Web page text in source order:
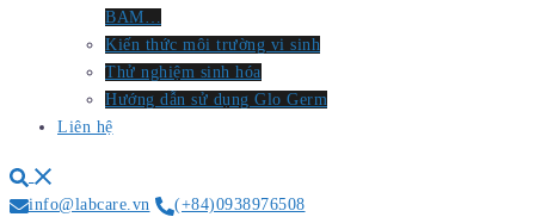
BAM…
Kiến thức môi trường vi sinh
Thử nghiệm sinh hóa
Hướng dẫn sử dụng Glo Germ
Liên hệ
Search
info@labcare.vn
(+84)0938976508